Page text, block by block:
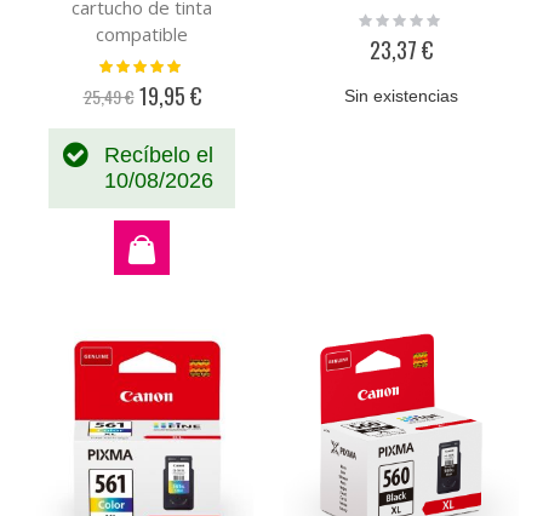
cartucho de tinta
compatible
Valoración:
25,49 € Precio
19,95 €
Recíbelo el
10/08/2026
Rating:
23,37 €
Sin existencias